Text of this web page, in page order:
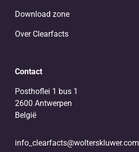
Download zone
Over Clearfacts
Contact
Posthoflei 1 bus 1
2600 Antwerpen
België
info_clearfacts@wolterskluwer.com